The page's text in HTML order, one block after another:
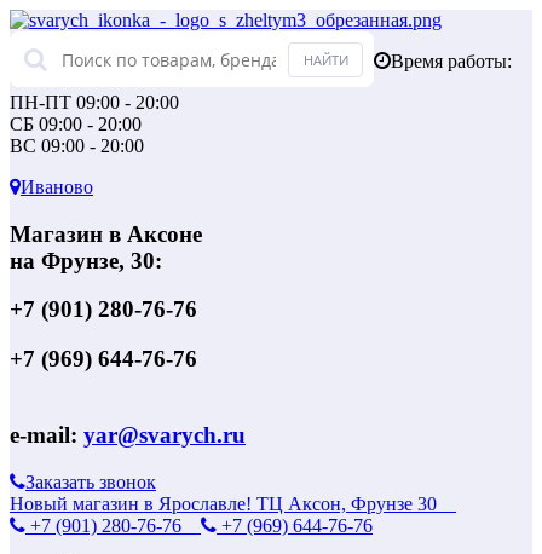
Время работы:
ПН-ПТ 09:00 - 20:00
СБ 09:00 - 20:00
ВС 09:00 - 20:00
Иваново
Магазин в Аксоне
на Фрунзе, 30:
+7 (901) 280-76-76
+7 (969) 644-76-76
e-mail: yar@svarych.ru
Заказать звонок
Новый магазин в Ярославле! ТЦ Аксон, Фрунзе 30
+7 (901) 280-76-76
+7 (969) 644-76-76